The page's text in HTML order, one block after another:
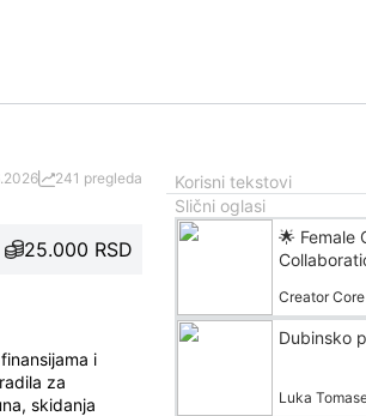
241 pregleda
25.000 RSD
i
za
skidanja
Korisni tekstovi
Slični oglasi
🌟 Female
Creator
Dubinsko
Luka